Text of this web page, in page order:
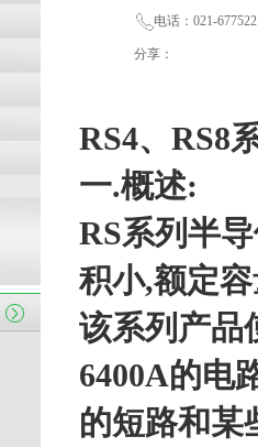
电话：021-
分享：
RS4、RS8
一.概述:
RS系列半
积小,额定
该系列产品
6400A的电
的短路和某